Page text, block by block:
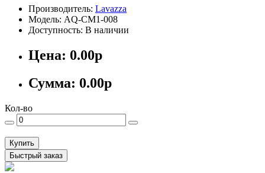
Производитель: Lavazza
Модель: AQ-CM1-008
Доступность: В наличии
Цена: 0.00р
Сумма: 0.00р
Кол-во
Купить
Быстрый заказ